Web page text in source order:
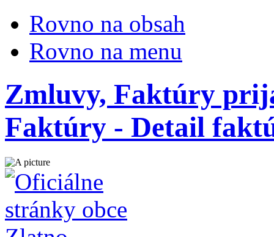
Rovno na obsah
Rovno na menu
Zmluvy, Faktúry
Faktúry - Detail